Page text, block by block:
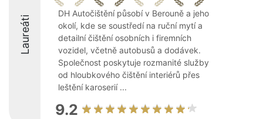
Laureáti
DH Autočištění působí v Berouně a jeho
okolí, kde se soustředí na ruční mytí a
detailní čištění osobních i firemních
vozidel, včetně autobusů a dodávek.
Společnost poskytuje rozmanité služby
od hloubkového čištění interiérů přes
leštění karoserií ...
9.2